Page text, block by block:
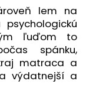
lem na
ľuďom to
spánku,
matraca a
výdatnejší a